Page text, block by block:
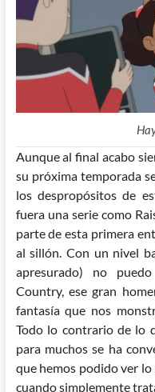
Aunque al final acabo
su próxima temporada
los despropósitos de
fuera una serie como
parte de esta primera
al sillón. Con un nivel
apresurado) no
Country, ese gran
fantasía que nos
Todo lo contrario de lo
para muchos se ha
que hemos podido ver
cuando simplemente